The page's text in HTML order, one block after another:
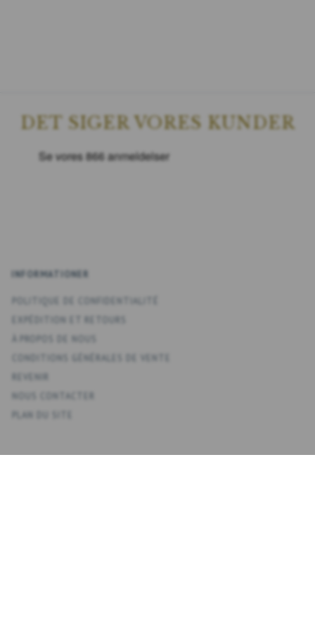
DET SIGER VORES KUNDER
INFORMATIONER
POLITIQUE DE CONFIDENTIALITÉ
CONDITIONS GÉNÉRALES DE VENTE
PLAN DU SITE